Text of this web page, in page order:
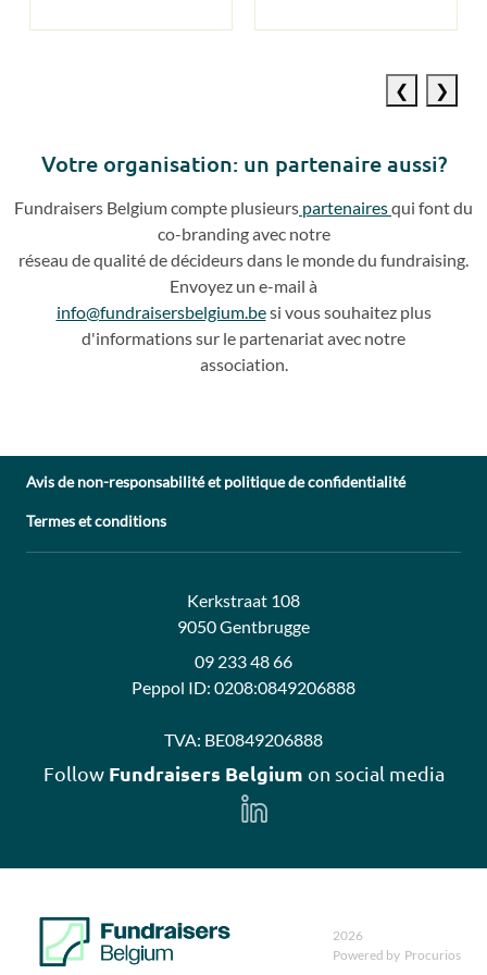
Votre organisation: un partenaire aussi?
Fundraisers Belgium compte plusieurs partenairesqui font du
co-branding avec notre
réseau de qualité de décideurs dans le monde du fundraising.
Envoyez un e-mail à
info@fundraisersbelgium.besi vous souhaitez plus
d'informations sur le partenariat avec notre
association.
Avis de non-responsabilité et politique de confidentialité
Termes et conditions
Contact:
Adresse:
Kerkstraat 108
9050 Gentbrugge
09 233 48 66
Peppol ID: 0208:0849206888
TVA: BE0849206888
Follow Fundraisers Belgium on social media
LinkedIn
2026
Powered by Procurios